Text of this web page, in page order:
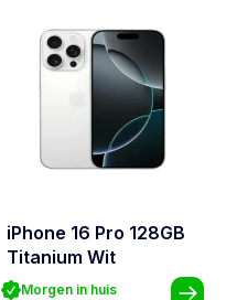
iPhone 16 Pro 128GB
Titanium Wit
Morgen in huis